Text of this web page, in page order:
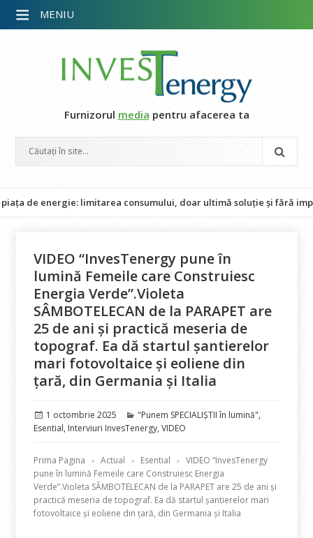
Furnizorul media pentru afacerea ta
limitarea consumului, doar ultimă soluție și fără impact
VIDEO “InvesTenergy pune în
lumină Femeile care Construiesc
Energia Verde”.Violeta
SÂMBOTELECAN de la PARAPET are
25 de ani și practică meseria de
topograf. Ea dă startul șantierelor
mari fotovoltaice și eoliene din
țară, din Germania și Italia
Publicat
pe
1 octombrie 2025 Categorii
"Punem SPECIALIȘTII în lumină",
Esential, Interviuri InvesTenergy,VIDEO
Prima Pagina Actual Esential
VIDEO “InvesTenergy
pune în lumină Femeile care Construiesc Energia
Verde”.Violeta SÂMBOTELECAN de la PARAPET are 25 de ani și
practică meseria de topograf. Ea dă startul șantierelor mari
fotovoltaice și eoliene din țară, din Germania și Italia
MENIU